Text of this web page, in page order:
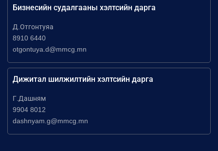
Бизнесийн судалгааны хэлтсийн дарга
Д.Отгонтуяа
8910 6440
otgontuya.d@mmcg.mn
Дижитал шилжилтийн хэлтсийн дарга
Г.Дашням
9904 8012
dashnyam.g@mmcg.mn